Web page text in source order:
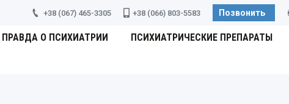
+38 (067) 465-3305 +38 (066) 803-5583 Позвонить
ПРАВДА О ПСИХИАТРИИ ПСИХИАТРИЧЕСКИЕ ПРЕПАРАТЫ